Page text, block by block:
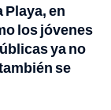
en
los jóvenes
ya no
se